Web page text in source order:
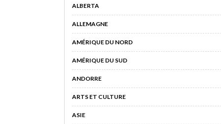
ALBERTA
ALLEMAGNE
AMÉRIQUE DU NORD
AMÉRIQUE DU SUD
ANDORRE
ARTS ET CULTURE
ASIE